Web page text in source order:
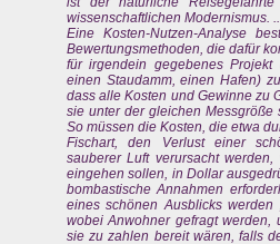
wissenschaftlichen Modernismus. ...
Eine Kosten-Nutzen-Analyse
Bewertungsmethoden, die dafür
für irgendein gegebenes Projekt
einen Staudamm, einen Hafen)
dass alle Kosten und Gewinne zu
sie unter der gleichen Messgröße
So müssen die Kosten, die etwa
Fischart, den Verlust einer
sauberer Luft verursacht
eingehen sollen, in Dollar
bombastische Annahmen
eines schönen Ausblicks werden
wobei Anwohner gefragt werden,
sie zu zahlen bereit wären, falls